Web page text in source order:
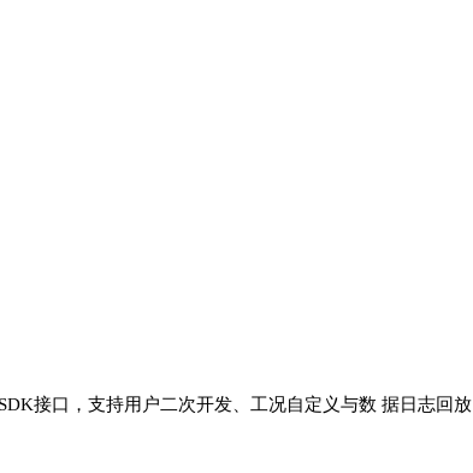
接口，支持用户二次开发、工况自定义与数 据日志回放